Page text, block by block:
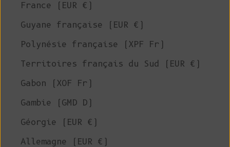
France (EUR €)
Guyane française (EUR €)
Polynésie française (XPF Fr)
Territoires français du Sud (EUR €)
Gabon (XOF Fr)
Gambie (GMD D)
Géorgie (EUR €)
Allemagne (EUR €)